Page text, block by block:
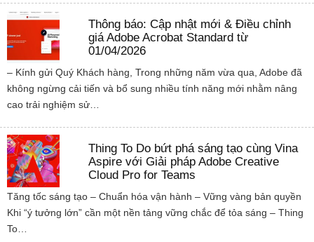
Thông báo: Cập nhật mới & Điều chỉnh
giá Adobe Acrobat Standard từ
01/04/2026
– Kính gửi Quý Khách hàng, Trong những năm vừa qua, Adobe đã
không ngừng cải tiến và bổ sung nhiều tính năng mới nhằm nâng
cao trải nghiệm sử…
Thing To Do bứt phá sáng tạo cùng Vina
Aspire với Giải pháp Adobe Creative
Cloud Pro for Teams
Tăng tốc sáng tạo – Chuẩn hóa vận hành – Vững vàng bản quyền
Khi “ý tưởng lớn” cần một nền tảng vững chắc để tỏa sáng – Thing
To…